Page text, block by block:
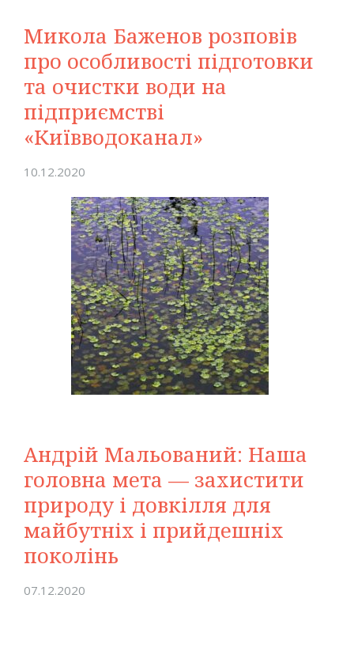
Микола Баженов розповів
про особливості підготовки
та очистки води на
підприємстві
«Київводоканал»
10.12.2020
Андрій Мальований: Наша
головна мета — захистити
природу і довкілля для
майбутніх і прийдешніх
поколінь
07.12.2020